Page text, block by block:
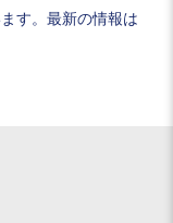
す。最新の情報は